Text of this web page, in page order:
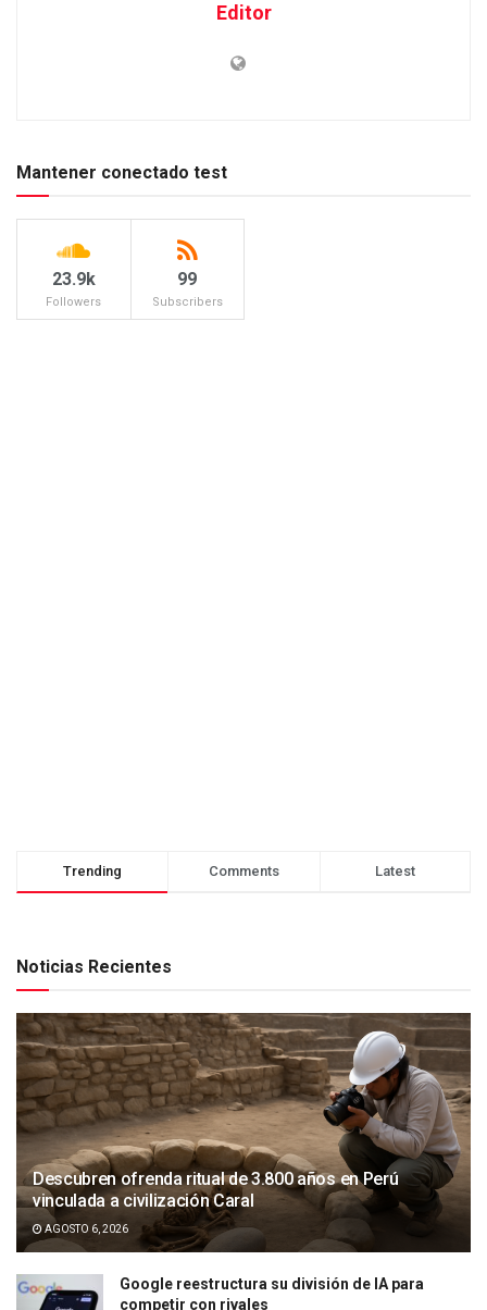
Editor
Mantener conectado test
23.9k
Followers
99
Subscribers
Trending Comments Latest
Noticias Recientes
Descubren ofrenda ritual de 3.800 años en Perú
vinculada a civilización Caral
AGOSTO 6, 2026
Google reestructura su división de IA para
competir con rivales